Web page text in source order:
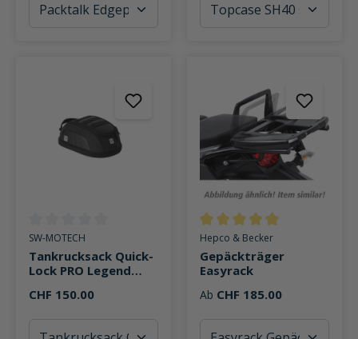
Durchschnittliche Bewertung von 0 von 5 Sternen
SW-MOTECH
Tankrucksack Quick-
Lock PRO Legend
CHF 150.00
Durchschnittliche Bewertung
Hepco & Becker
Gepäckträger
Easyrack
Ab CHF 185.00